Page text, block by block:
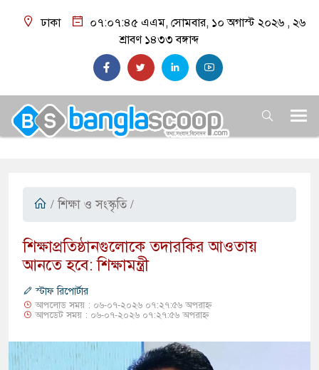
ঢাকা ০৭:০৭:৪৬ এএম, সোমবার, ১০ অগাস্ট ২০২৬ , ২৬
শ্রাবণ ১৪৩৩ বঙ্গাব্দ
/ শিক্ষা ও সংস্কৃতি /
​শিক্ষাপ্রতিষ্ঠানগুলোকে তদারকির আওতায়
আনতে হবে: শিক্ষামন্ত্রী
স্টাফ রিপোর্টার
আপলোড সময় : ০৬-০৭-২০২৬ ০৭:২৭:৫৬ অপরাহ্ন
আপডেট সময় : ০৬-০৭-২০২৬ ০৭:২৭:৫৬ অপরাহ্ন